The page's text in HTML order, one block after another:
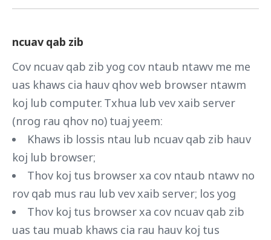
ncuav qab zib
Cov ncuav qab zib yog cov ntaub ntawv me me
uas khaws cia hauv qhov web browser ntawm
koj lub computer. Txhua lub vev xaib server
(nrog rau qhov no) tuaj yeem:
Khaws ib lossis ntau lub ncuav qab zib hauv
koj lub browser;
Thov koj tus browser xa cov ntaub ntawv no
rov qab mus rau lub vev xaib server; los yog
Thov koj tus browser xa cov ncuav qab zib
uas tau muab khaws cia rau hauv koj tus